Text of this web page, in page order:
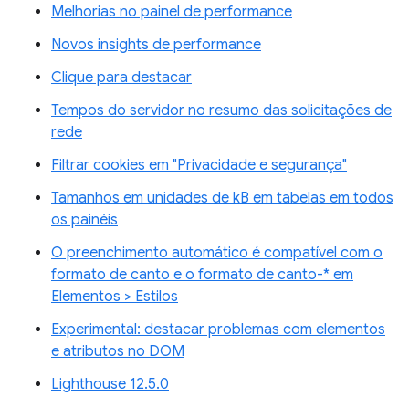
Melhorias no painel de performance
Novos insights de performance
Clique para destacar
Tempos do servidor no resumo das solicitações de
rede
Filtrar cookies em "Privacidade e segurança"
Tamanhos em unidades de kB em tabelas em todos
os painéis
O preenchimento automático é compatível com o
formato de canto e o formato de canto-* em
Elementos > Estilos
Experimental: destacar problemas com elementos
e atributos no DOM
Lighthouse 12.5.0